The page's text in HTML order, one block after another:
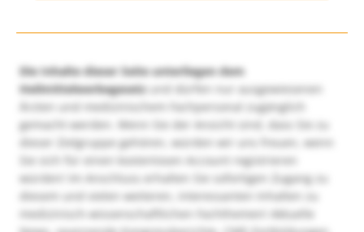
Die Inhalte dieser Seite unterliegen dem
Heilmittelwerbegesetzund dürfen nur ausgewiesenen
Ärzten und medizinischem Fachpersonal zugänglich
gemacht werden. Wenn Sie der Ansicht sind, dass Sie zu
dieser Zielgruppe gehören, würden wir uns freuen, wenn
Sie sich für einen kostenlosen Account registrieren
würden! Im Anschluss erhalten Sie sofortigen Zugang zu
diesem und vielen weiteren, interessanten Inhalten zu
medizinisch-wissenschaftlichen Fachthemen! Aktuelle